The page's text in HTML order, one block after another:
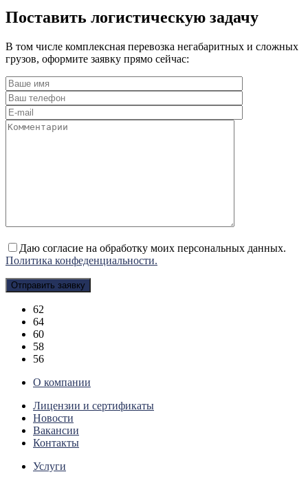
Поставить логистическую задачу
В том числе комплексная перевозка негабаритных и сложных
грузов, оформите заявку прямо сейчас:
Даю согласие на обработку моих персональных данных.
Политика конфеденциальности.
62
64
60
58
56
О компании
Лицензии и сертификаты
Новости
Вакансии
Контакты
Услуги